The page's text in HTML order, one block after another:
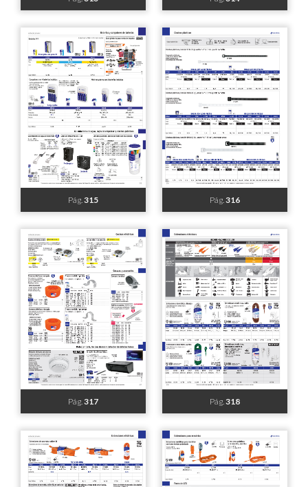
Pág.307 Pág.308
Pág.309 Pág.310
Pág.311 Pág.312